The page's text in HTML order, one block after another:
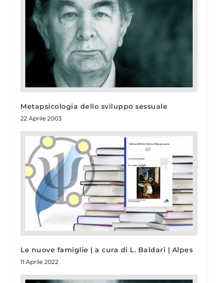
Metapsicologia dello sviluppo sessuale
22 Aprile 2003
Le nuove famiglie | a cura di L. Baldari | Alpes
11 Aprile 2022